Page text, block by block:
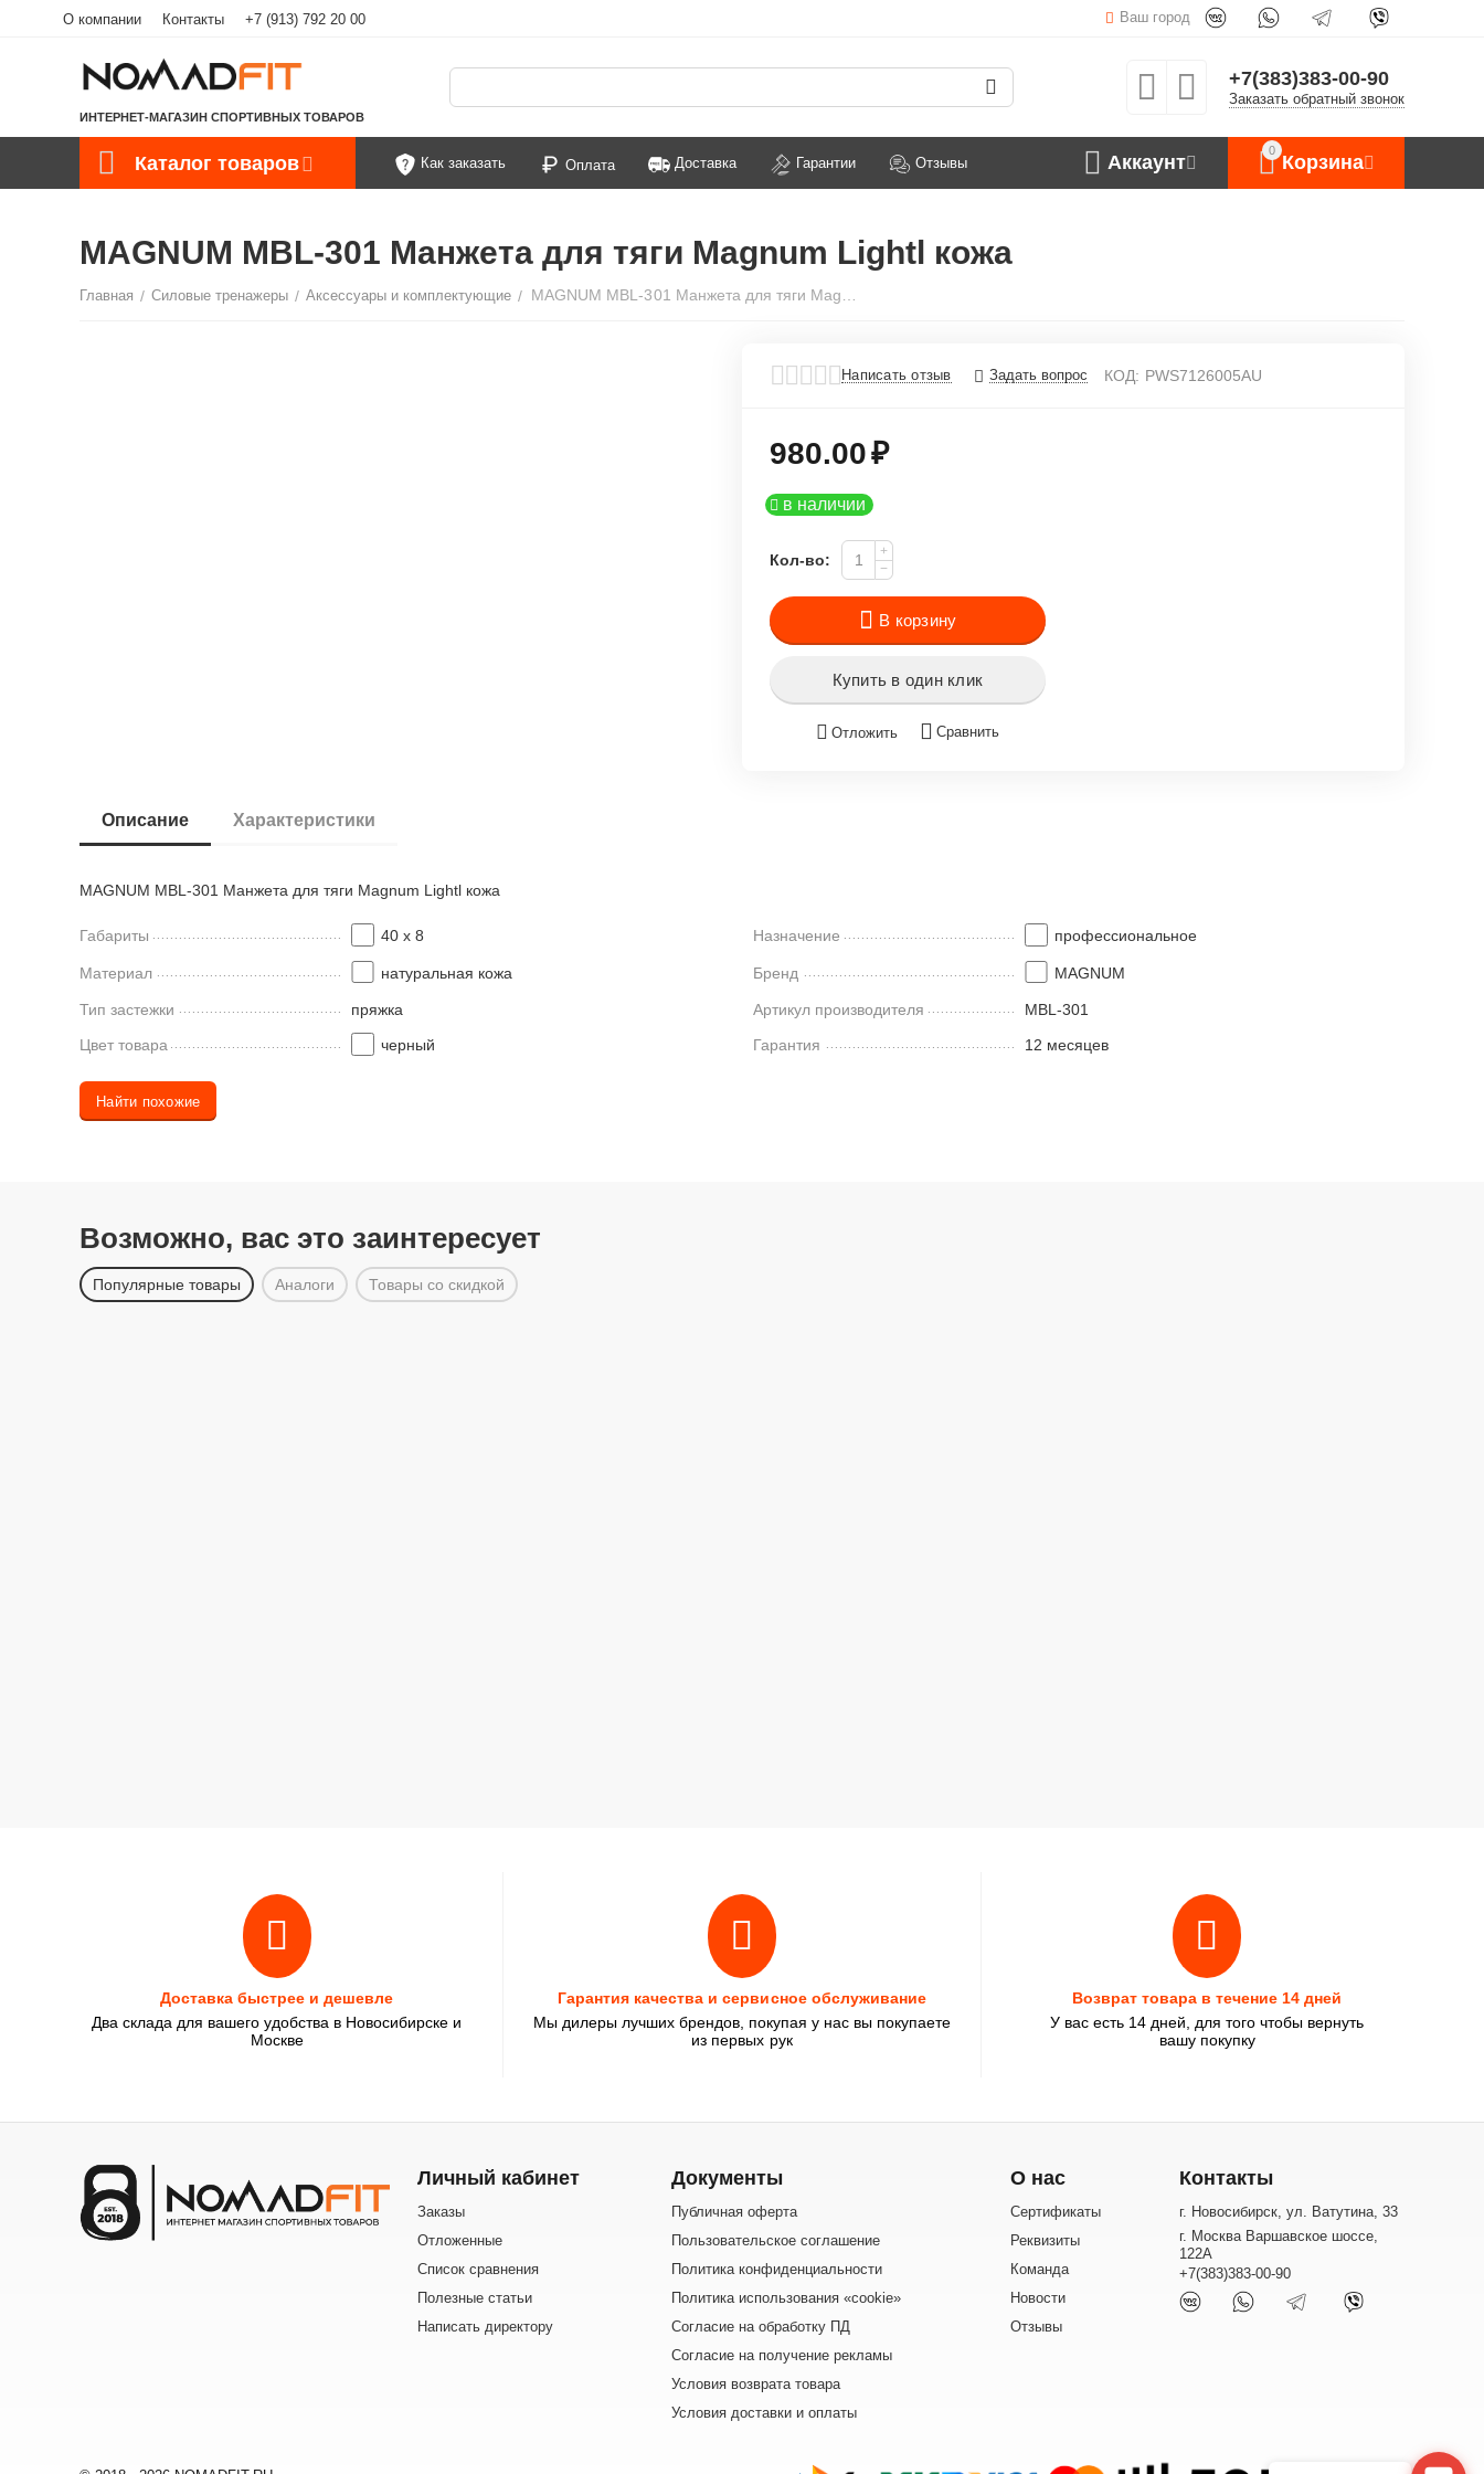
О компании Контакты +7 (913) 792 20 00 Ваш город
ИНТЕРНЕТ-МАГАЗИН СПОРТИВНЫХ ТОВАРОВ
+7(383)383-00-90
Заказать обратный звонок
Каталог товаров Как заказать Оплата Доставка Гарантии Отзывы
0
Корзина
Аккаунт
MAGNUM MBL-301 Манжета для тяги Magnum Lightl кожа
Главная / Силовые тренажеры / Аксессуары и комплектующие /
Написать отзыв Задать вопрос КОД: PWS7126005AU
980.00₽
в наличии
Кол-во:
+
−
В корзину
Купить в один клик
Отложить Сравнить
Описание Характеристики
MAGNUM MBL-301 Манжета для тяги Magnum Lightl кожа
Габариты 40 х 8
Материал натуральная кожа
Тип застежки
пряжка
Цвет товара
черный
Назначение профессиональное
Бренд MAGNUM
Артикул производителя
MBL-301
Гарантия
12 месяцев
Найти похожие
Возможно, вас это заинтересует
Популярные товары Аналоги Товары со скидкой
Доставка быстрее и дешевле
Два склада для вашего удобства в Новосибирске и
Москве
Гарантия качества и сервисное обслуживание
Мы дилеры лучших брендов, покупая у нас вы покупаете
из первых рук
Возврат товара в течение 14 дней
У вас есть 14 дней, для того чтобы вернуть
вашу покупку
Личный кабинет
Заказы
Отложенные
Список сравнения
Полезные статьи
Написать директору
Документы
Публичная оферта
Пользовательское соглашение
Политика конфиденциальности
Политика использования «cookie»
Согласие на обработку ПД
Согласие на получение рекламы
Условия возврата товара
Условия доставки и оплаты
О нас
Сертификаты
Реквизиты
Команда
Новости
Отзывы
Контакты
г. Новосибирск, ул. Ватутина, 33
г. Москва Варшавское шоссе,
122А
+7(383)383-00-90